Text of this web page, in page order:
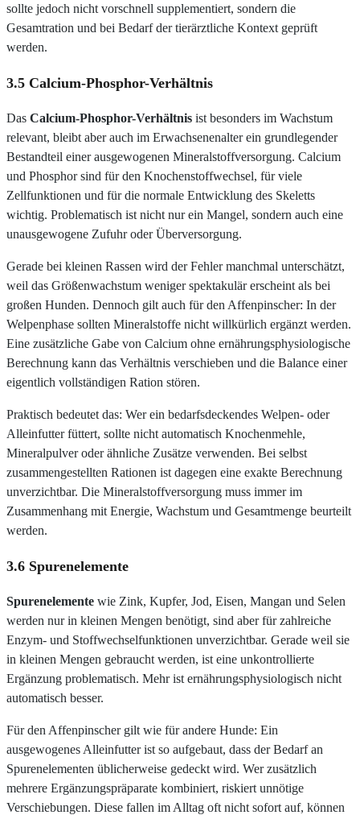
sollte jedoch nicht vorschnell supplementiert, sondern die
Gesamtration und bei Bedarf der tierärztliche Kontext geprüft
werden.
3.5 Calcium-Phosphor-Verhältnis
Das Calcium-Phosphor-Verhältnis ist besonders im Wachstum
relevant, bleibt aber auch im Erwachsenenalter ein grundlegender
Bestandteil einer ausgewogenen Mineralstoffversorgung. Calcium
und Phosphor sind für den Knochenstoffwechsel, für viele
Zellfunktionen und für die normale Entwicklung des Skeletts
wichtig. Problematisch ist nicht nur ein Mangel, sondern auch eine
unausgewogene Zufuhr oder Überversorgung.
Gerade bei kleinen Rassen wird der Fehler manchmal unterschätzt,
weil das Größenwachstum weniger spektakulär erscheint als bei
großen Hunden. Dennoch gilt auch für den Affenpinscher: In der
Welpenphase sollten Mineralstoffe nicht willkürlich ergänzt werden.
Eine zusätzliche Gabe von Calcium ohne ernährungsphysiologische
Berechnung kann das Verhältnis verschieben und die Balance einer
eigentlich vollständigen Ration stören.
Praktisch bedeutet das: Wer ein bedarfsdeckendes Welpen- oder
Alleinfutter füttert, sollte nicht automatisch Knochenmehle,
Mineralpulver oder ähnliche Zusätze verwenden. Bei selbst
zusammengestellten Rationen ist dagegen eine exakte Berechnung
unverzichtbar. Die Mineralstoffversorgung muss immer im
Zusammenhang mit Energie, Wachstum und Gesamtmenge beurteilt
werden.
3.6 Spurenelemente
Spurenelemente wie Zink, Kupfer, Jod, Eisen, Mangan und Selen
werden nur in kleinen Mengen benötigt, sind aber für zahlreiche
Enzym- und Stoffwechselfunktionen unverzichtbar. Gerade weil sie
in kleinen Mengen gebraucht werden, ist eine unkontrollierte
Ergänzung problematisch. Mehr ist ernährungsphysiologisch nicht
automatisch besser.
Für den Affenpinscher gilt wie für andere Hunde: Ein
ausgewogenes Alleinfutter ist so aufgebaut, dass der Bedarf an
Spurenelementen üblicherweise gedeckt wird. Wer zusätzlich
mehrere Ergänzungspräparate kombiniert, riskiert unnötige
Verschiebungen. Diese fallen im Alltag oft nicht sofort auf, können